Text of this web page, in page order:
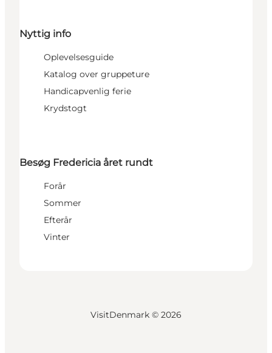
Nyttig info
Oplevelsesguide
Katalog over gruppeture
Handicapvenlig ferie
Krydstogt
Besøg Fredericia året rundt
Forår
Sommer
Efterår
Vinter
VisitDenmark © 2026